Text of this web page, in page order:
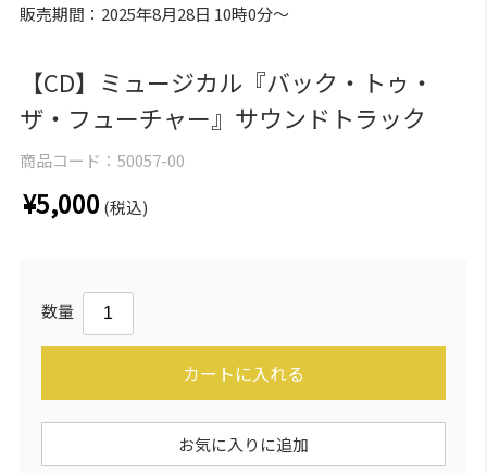
販売期間：2025年8月28日 10時0分～
【CD】ミュージカル『バック・トゥ・
ザ・フューチャー』サウンドトラック
商品コード： 50057-00
¥5,000 (税込)
数量
カートに入れる
お気に入りに追加